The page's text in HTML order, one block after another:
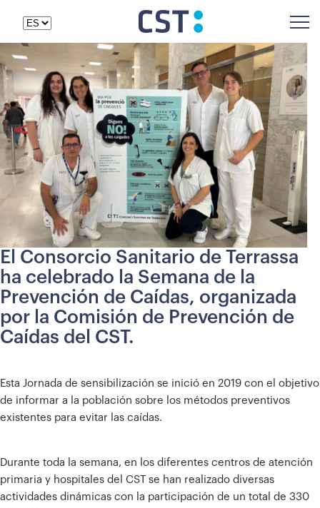
El Consorcio Sanitario de Terrassa
ha celebrado la Semana de la
Prevención de Caídas, organizada
por la Comisión de Prevención de
Caídas del CST.
Esta Jornada de sensibilización se inició en 2019 con el objetivo
de informar a la población sobre los métodos preventivos
existentes para evitar las caídas.
Durante toda la semana, en los diferentes centros de atención
primaria y hospitales del CST se han realizado diversas
actividades dinámicas con la participación de un total de 330